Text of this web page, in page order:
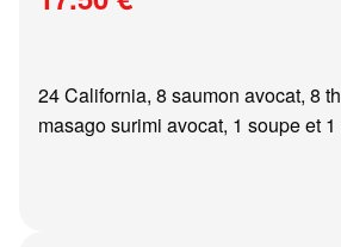
24 California, 8 saumon avocat, 8
masago surimi avocat, 1 soupe et